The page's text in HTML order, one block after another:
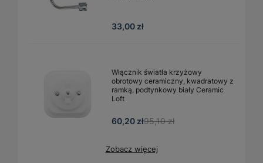
33,00 zł
Włącznik światła krzyżowy
obrotowy ceramiczny, kwadratowy z
ramką, podtynkowy biały Ceramic
Loft
60,20 zł95,10 zł
Zobacz więcej